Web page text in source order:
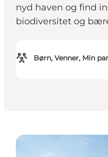
nyd haven og find
biodiversitet og
Børn, Venner, Min